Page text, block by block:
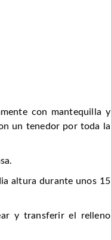
con mantequilla y
un tenedor por toda la
altura durante unos 15
y transferir el relleno